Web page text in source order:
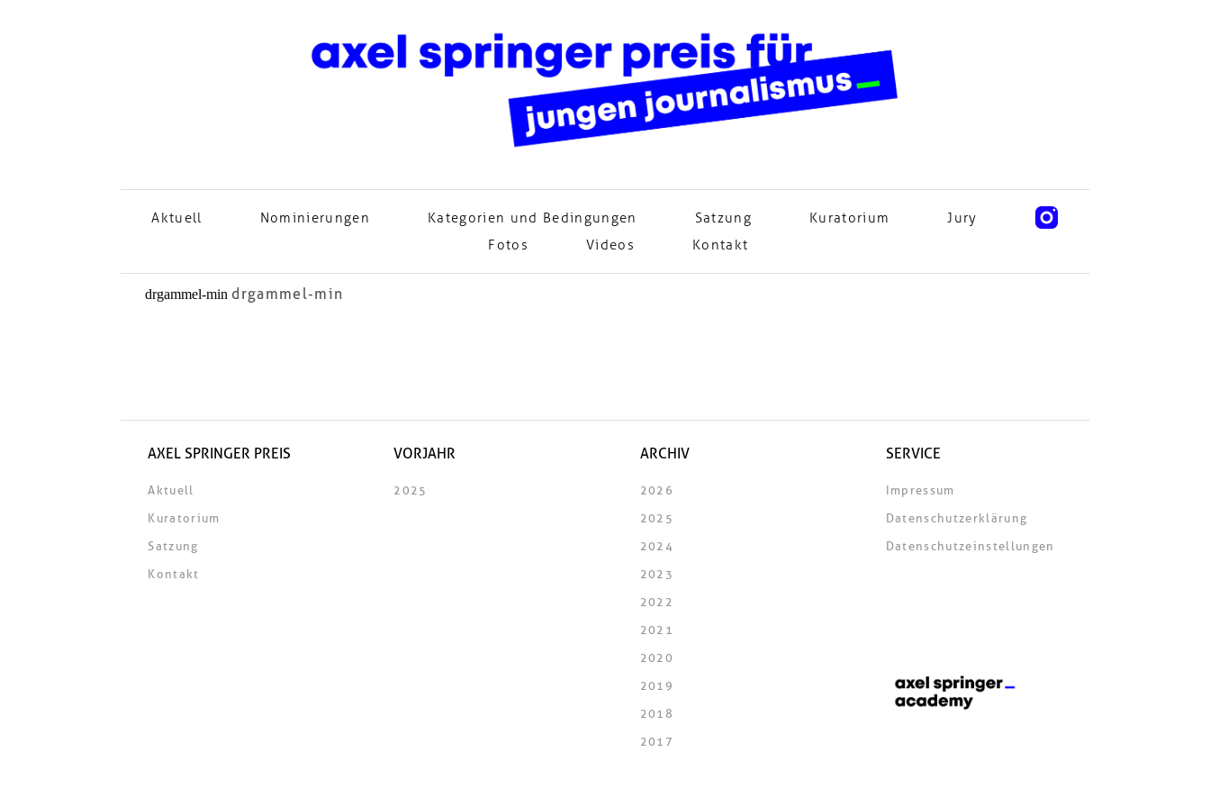
Aktuell Nominierungen Kategorien und Bedingungen Satzung Kuratorium
Jury
Fotos
Videos Kontakt
drgammel-mindrgammel-min
AXEL SPRINGER PREIS
Aktuell
Kuratorium
Satzung
Kontakt
VORJAHR
2025
ARCHIV
2026
2025
2024
2023
2022
2021
2020
2019
2018
2017
SERVICE
Impressum
Datenschutzerklärung
Datenschutzeinstellungen